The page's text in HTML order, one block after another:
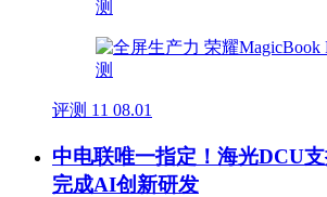
评测 11 08.01
中电联唯一指定！海光DCU
完成AI创新研发